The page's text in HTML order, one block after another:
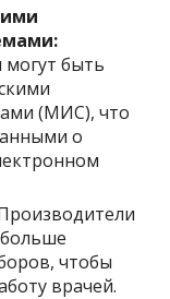
быть
(МИС), что
о
чтобы
врачей.